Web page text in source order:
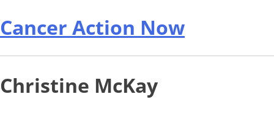
Cancer Action Now
Christine McKay